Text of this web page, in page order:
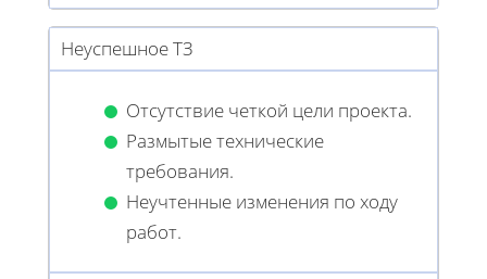
Неуспешное ТЗ
Отсутствие четкой цели проекта.
Размытые технические
требования.
Неучтенные изменения по ходу
работ.